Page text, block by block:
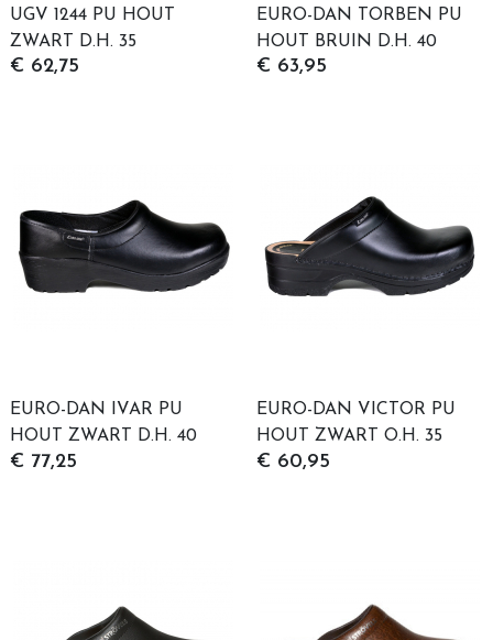
UGV 1244 PU HOUT
ZWART D.H. 35
€ 62,75
EURO-DAN TORBEN PU
HOUT BRUIN D.H. 40
€ 63,95
EURO-DAN IVAR PU
HOUT ZWART D.H. 40
€ 77,25
EURO-DAN VICTOR PU
HOUT ZWART O.H. 35
€ 60,95